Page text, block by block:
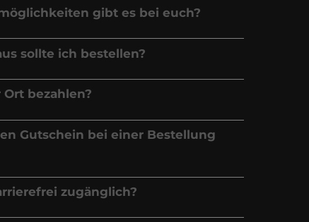
gibt es bei euch?
sollte ich bestellen?
bezahlen?
Gutschein bei einer Bestellung
zugänglich?